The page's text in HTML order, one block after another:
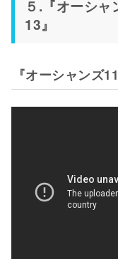
５.『オーシ
13』
『オーシャンズ